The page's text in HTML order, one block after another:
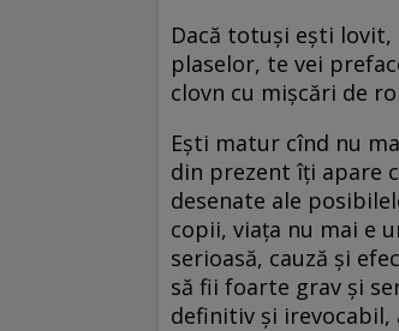
Dacă totuși ești
plaselor, te vei
clovn cu mișcări de
Ești matur cînd nu
din prezent îți apare
desenate ale
copii, viața nu mai e
serioasă, cauză și
să fii foarte grav și
definitiv și irevocabil,